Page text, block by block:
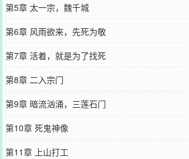
第5章 太一宗，魏千城
第6章 风雨欲来，先死为敬
第7章 活着，就是为了找死
第8章 二入宗门
第9章 暗流汹涌，三莲石门
第10章 死鬼神像
第11章 上山打工